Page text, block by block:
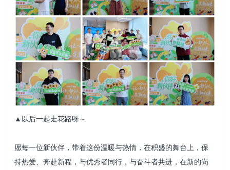
▲以后一起走花路呀～
愿每一位新伙伴，带着这份温暖与热情，在积盛的舞台上，保
持热爱、奔赴新程，与优秀者同行，与奋斗者共进，在新的岗